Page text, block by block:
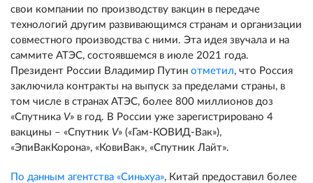
свои компании по производству вакцин в передаче
технологий другим развивающимся странам и организации
совместного производства с ними. Эта идея звучала и на
саммите АТЭС, состоявшемся в июле 2021 года.
Президент России Владимир Путин отметил, что Россия
заключила контракты на выпуск за пределами страны, в
том числе в странах АТЭС, более 800 миллионов доз
«Спутника V» в год. В России уже зарегистрировано 4
вакцины – «Спутник V» («Гам-КОВИД-Вак»),
«ЭпиВакКорона», «КовиВак», «Спутник Лайт».
По данным агентства «Синьхуа», Китай предоставил более